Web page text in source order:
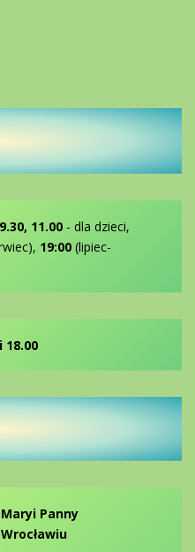
11.00 - dla dzieci,
19:00(lipiec-
18.00
Panny